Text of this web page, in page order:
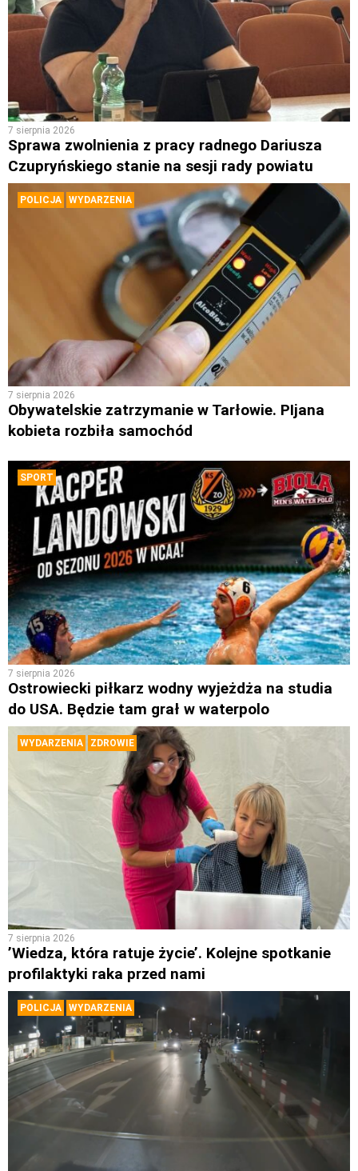
7 sierpnia 2026
Sprawa zwolnienia z pracy radnego Dariusza
Czupryńskiego stanie na sesji rady powiatu
POLICJA WYDARZENIA
7 sierpnia 2026
Obywatelskie zatrzymanie w Tarłowie. PIjana
kobieta rozbiła samochód
SPORT
7 sierpnia 2026
Ostrowiecki piłkarz wodny wyjeżdża na studia
do USA. Będzie tam grał w waterpolo
WYDARZENIA ZDROWIE
7 sierpnia 2026
’Wiedza, która ratuje życie’. Kolejne spotkanie
profilaktyki raka przed nami
POLICJA WYDARZENIA